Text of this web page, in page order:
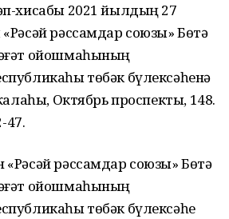
хисабы 2021 йылдың 27
рәссамдар союзы» Бөтә
ойошмаһының
төбәк бүлексәһенә
Октябрь проспекты, 148.
47.
рәссамдар союзы» Бөтә
ойошмаһының
төбәк бүлексәһе